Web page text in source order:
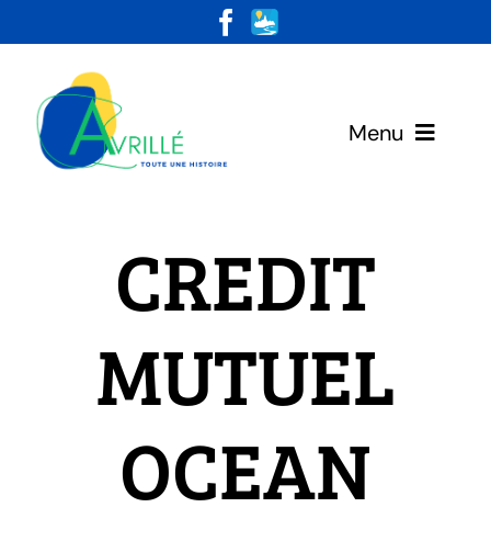
to
Menu
Vivre & HabiterCREDIT
MUTUEL
OCEAN